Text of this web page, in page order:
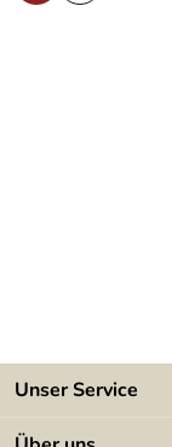
Unser Service
Kontakt